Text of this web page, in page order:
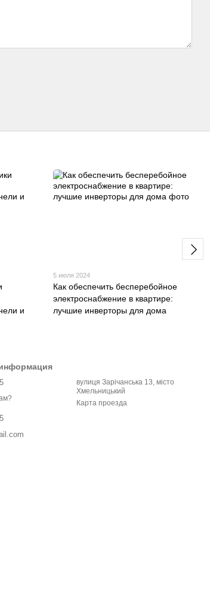
и
5 июля 2024
Как обеспечить бесперебойное
электроснабжение в квартире:
лучшие инверторы для дома
вулиця Зарічанська 13, місто
Хмельницький
Карта проезда